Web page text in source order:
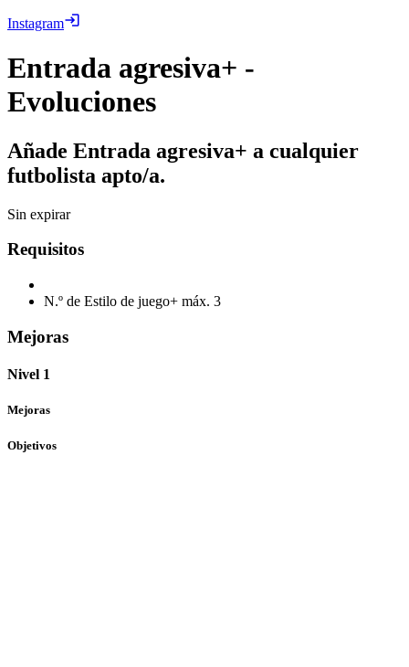
Instagram
Entrada agresiva+ -
Evoluciones
Añade Entrada agresiva+ a cualquier
futbolista apto/a.
Sin expirar
Requisitos
N.º de Estilo de juego+ máx. 3
Mejoras
Nivel 1
Mejoras
Objetivos